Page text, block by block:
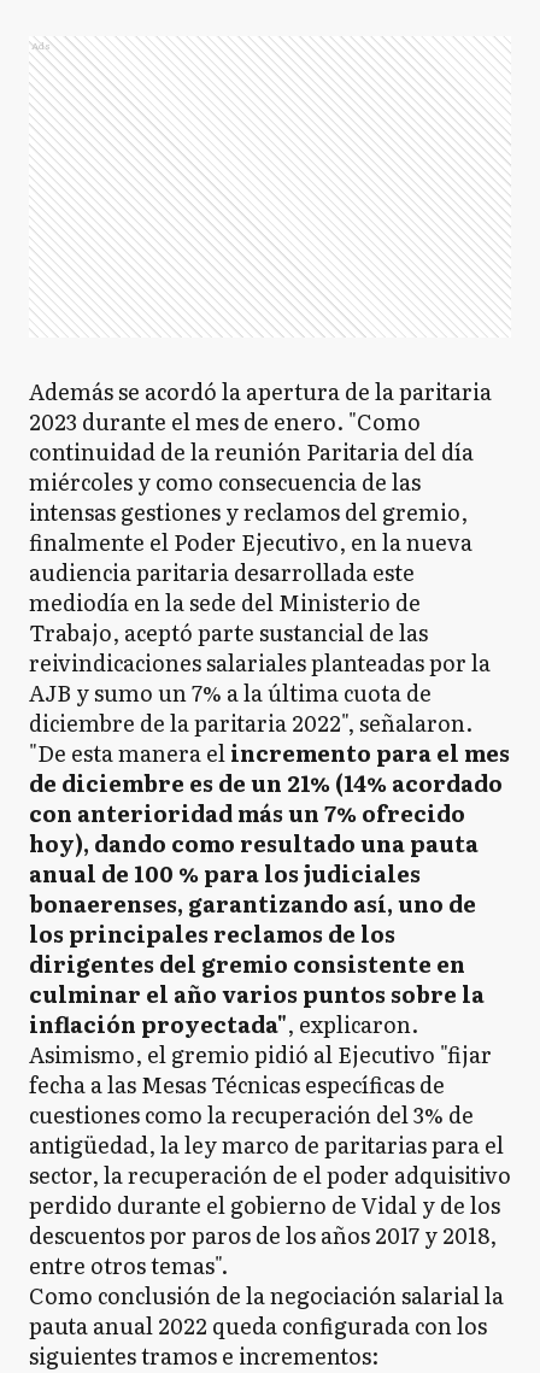
Ads
Además se acordó la apertura de la paritaria
2023 durante el mes de enero. "Como
continuidad de la reunión Paritaria del día
miércoles y como consecuencia de las
intensas gestiones y reclamos del gremio,
finalmente el Poder Ejecutivo, en la nueva
audiencia paritaria desarrollada este
mediodía en la sede del Ministerio de
Trabajo, aceptó parte sustancial de las
reivindicaciones salariales planteadas por la
AJB y sumo un 7% a la última cuota de
diciembre de la paritaria 2022", señalaron.
"De esta manera elincremento para el mes
de diciembre es de un 21% (14% acordado
con anterioridad más un 7% ofrecido
hoy), dando como resultado una pauta
anual de 100 % para los judiciales
bonaerenses, garantizando así, uno de
los principales reclamos de los
dirigentes del gremio consistente en
culminar el año varios puntos sobre la
inflación proyectada", explicaron.
Asimismo, el gremio pidió al Ejecutivo "fijar
fecha a las Mesas Técnicas específicas de
cuestiones como la recuperación del 3% de
antigüedad, la ley marco de paritarias para el
sector, la recuperación de el poder adquisitivo
perdido durante el gobierno de Vidal y de los
descuentos por paros de los años 2017 y 2018,
entre otros temas".
Como conclusión de la negociación salarial la
pauta anual 2022 queda configurada con los
siguientes tramos e incrementos: